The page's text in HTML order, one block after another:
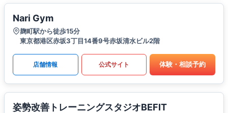
Nari Gym
麹町駅から徒歩15分
東京都港区赤坂3丁目14番9号赤坂清水ビル2階
店舗情報 公式サイト 体験・相談予約
姿勢改善トレーニングスタジオBEFIT